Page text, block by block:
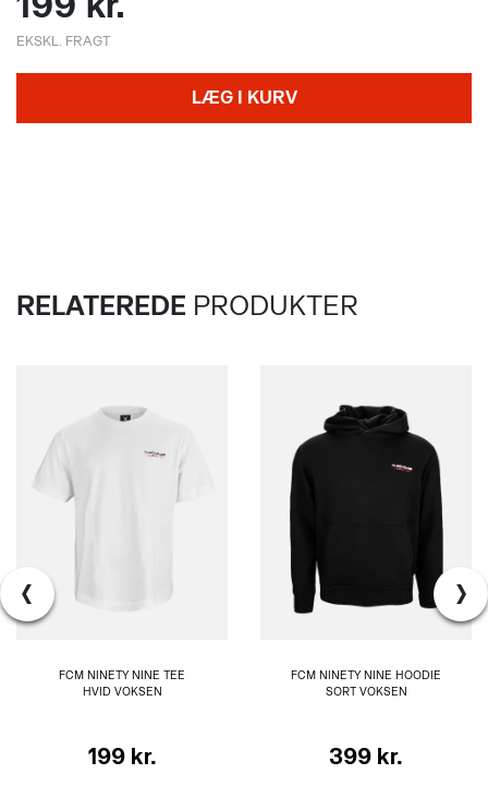
EKSKL. FRAGT
LÆG I KURV
RELATEREDE PRODUKTER
FCM NINETY NINE TEE
HVID VOKSEN
199 kr.
FCM NINETY NINE HOODIE
SORT VOKSEN
399 kr.
‹ ›